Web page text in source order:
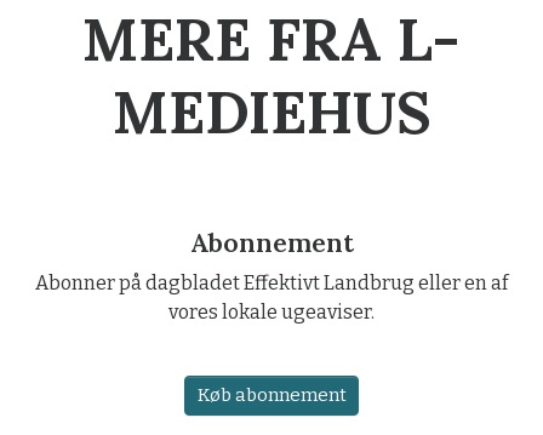
MERE FRA L-
MEDIEHUS
Abonnement
Abonner på dagbladet Effektivt Landbrug eller en af
vores lokale ugeaviser.
Køb abonnement